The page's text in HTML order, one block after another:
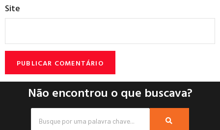
Site
Não encontrou o que buscava?